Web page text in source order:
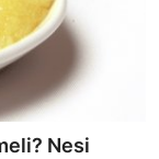
Nesi